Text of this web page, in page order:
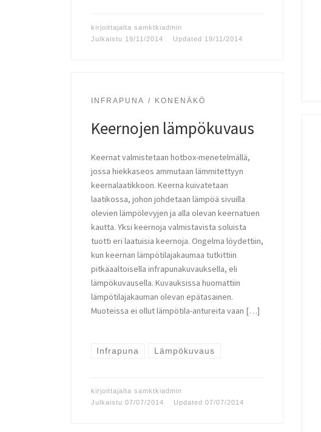
kirjoittajalta samktkiadmin
Julkaistu 19/11/2014 Updated 19/11/2014
INFRAPUNA KONENÄKÖ
Keernojen lämpökuvaus
Keernat valmistetaan hotbox-menetelmällä,
jossa hiekkaseos ammutaan lämmitettyyn
keernalaatikkoon. Keerna kuivatetaan
laatikossa, johon johdetaan lämpöä sivuilla
olevien lämpölevyjen ja alla olevan keernatuen
kautta. Yksi keernoja valmistavista soluista
tuotti eri laatuisia keernoja. Ongelma löydettiin,
kun keernan lämpötilajakaumaa tutkittiin
pitkäaaltoisella infrapunakuvauksella, eli
lämpökuvausella. Kuvauksissa huomattiin
lämpötilajakauman olevan epätasainen.
Muoteissa ei ollut lämpötila-antureita vaan […]
Infrapuna Lämpökuvaus
kirjoittajalta samktkiadmin
Julkaistu 07/07/2014 Updated 07/07/2014